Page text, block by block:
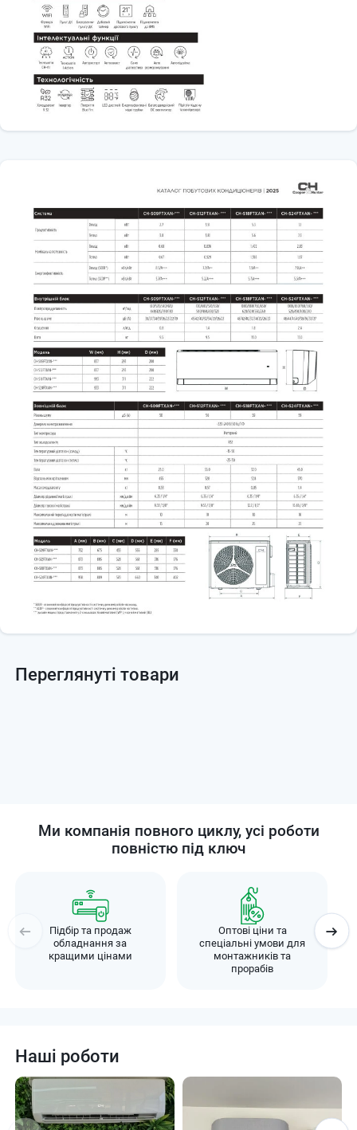
Переглянуті товари
Ми компанія повного циклу, усі роботи
повністю під ключ
Підбір та продаж
обладнання за
кращими цінами
Оптові ціни та
спеціальні умови для
монтажників та
прорабів
Наші роботи